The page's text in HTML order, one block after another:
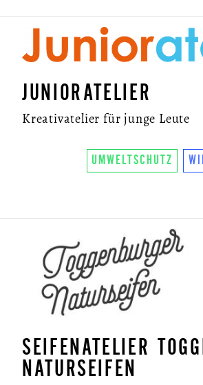
JUNIORATELIER
Kreativatelier für junge Leute
UMWELTSCHUTZ
SEIFENATELIER
NATURSEIFEN